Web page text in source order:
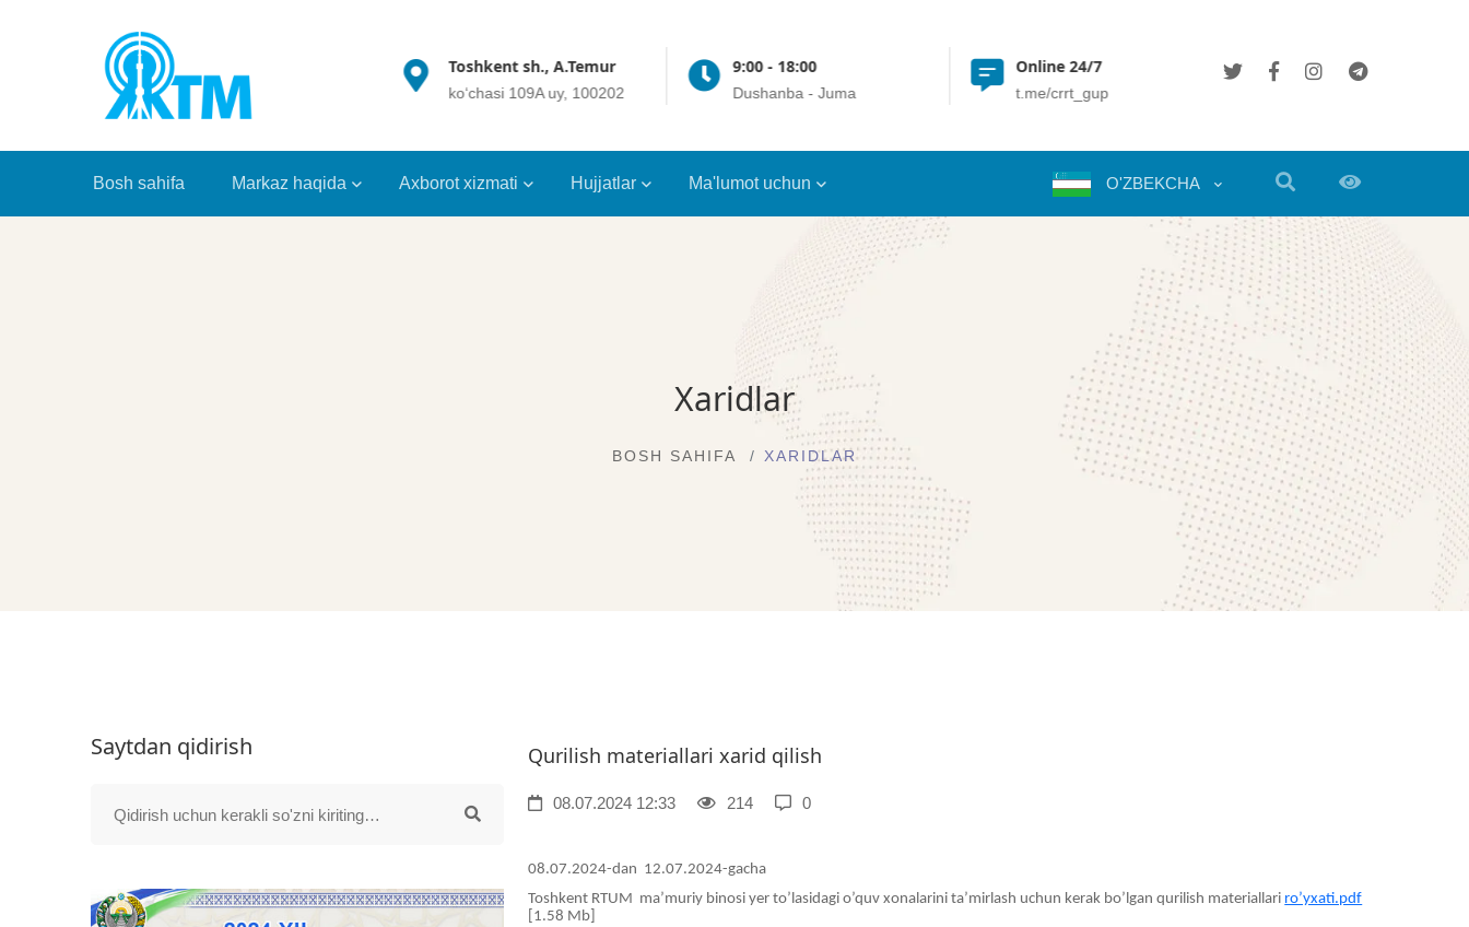
(+998 71) 202 35 49
info@crrt.uz
Toshkent sh., A.Temur
ko‘chasi 109A uy, 100202
9:00 - 18:00
Dushanba - Juma
Online 24/7
t.me/crrt_gup
(+998 71) 202 35 49
Bosh sahifa Markaz haqida Axborot xizmati Hujjatlar Ma'lumot uchun O'ZBEKCHA
Xaridlar
BOSH SAHIFA XARIDLAR
Saytdan qidirish Qurilish materiallari xarid qilish
08.07.2024 12:33 214 0
08.07.2024-dan 12.07.2024-gacha
Toshkent RTUM ma’muriy binosi yer to’lasidagi o’quv xonalarini ta’mirlash uchun kerak bo’lgan qurilish materiallari ro’yxati.pdf
[1.58 Mb]